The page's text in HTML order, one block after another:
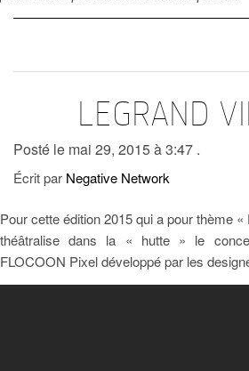
LEGRAND
Posté le mai 29, 2015 à 3:47 .
Écrit par Negative Network
Pour cette édition 2015 qui a pour thème
théâtralise dans la « hutte » le
FLOCOON Pixel développé par les